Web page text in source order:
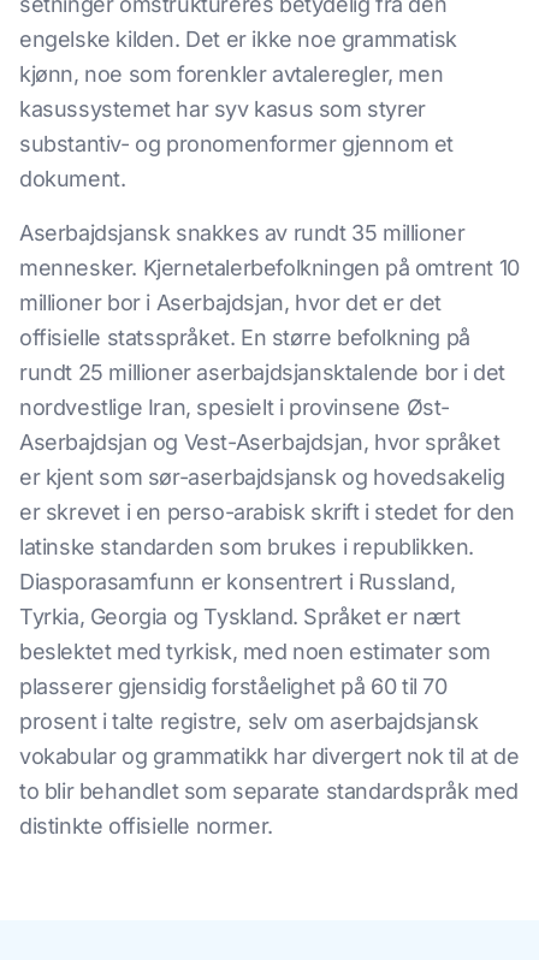
engelske kilden. Det er ikke noe grammatisk
kjønn, noe som forenkler avtaleregler, men
kasussystemet har syv kasus som styrer
substantiv- og pronomenformer gjennom et
dokument.
Aserbajdsjansk snakkes av rundt 35 millioner
mennesker. Kjernetalerbefolkningen på omtrent 10
millioner bor i Aserbajdsjan, hvor det er det
offisielle statsspråket. En større befolkning på
rundt 25 millioner aserbajdsjansktalende bor i det
nordvestlige Iran, spesielt i provinsene Øst-
Aserbajdsjan og Vest-Aserbajdsjan, hvor språket
er kjent som sør-aserbajdsjansk og hovedsakelig
er skrevet i en perso-arabisk skrift i stedet for den
latinske standarden som brukes i republikken.
Diasporasamfunn er konsentrert i Russland,
Tyrkia, Georgia og Tyskland. Språket er nært
beslektet med tyrkisk, med noen estimater som
plasserer gjensidig forståelighet på 60 til 70
prosent i talte registre, selv om aserbajdsjansk
vokabular og grammatikk har divergert nok til at de
to blir behandlet som separate standardspråk med
distinkte offisielle normer.